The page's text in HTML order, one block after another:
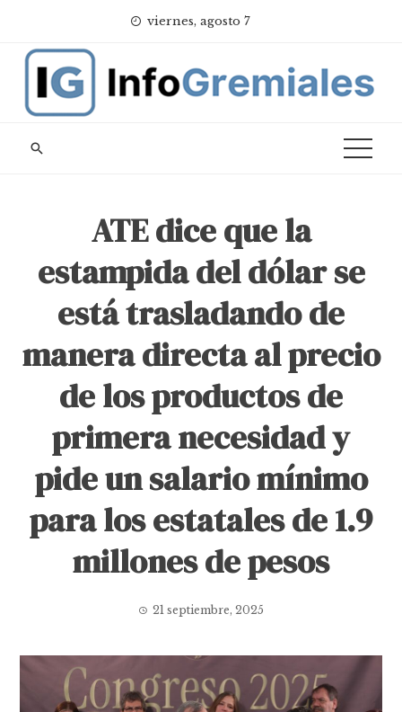
content
viernes, agosto 7
ATE dice que la
estampida del dólar se
está trasladando de
manera directa al precio
de los productos de
primera necesidad y
pide un salario mínimo
para los estatales de 1.9
millones de pesos
21 septiembre, 2025